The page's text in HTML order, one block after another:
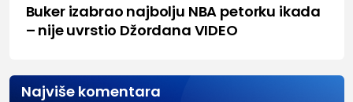
Buker izabrao najbolju NBA petorku ikada
– nije uvrstio Džordana VIDEO
Najviše komentara